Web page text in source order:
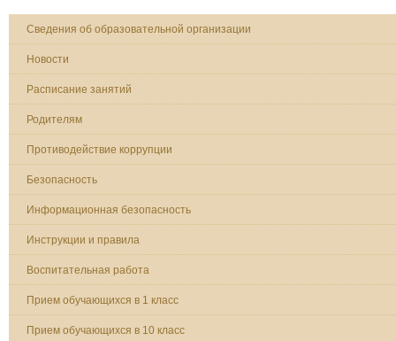
Сведения об образовательной организации
Новости
Расписание занятий
Родителям
Противодействие коррупции
Безопасность
Информационная безопасность
Инструкции и правила
Воспитательная работа
Прием обучающихся в 1 класс
Прием обучающихся в 10 класс